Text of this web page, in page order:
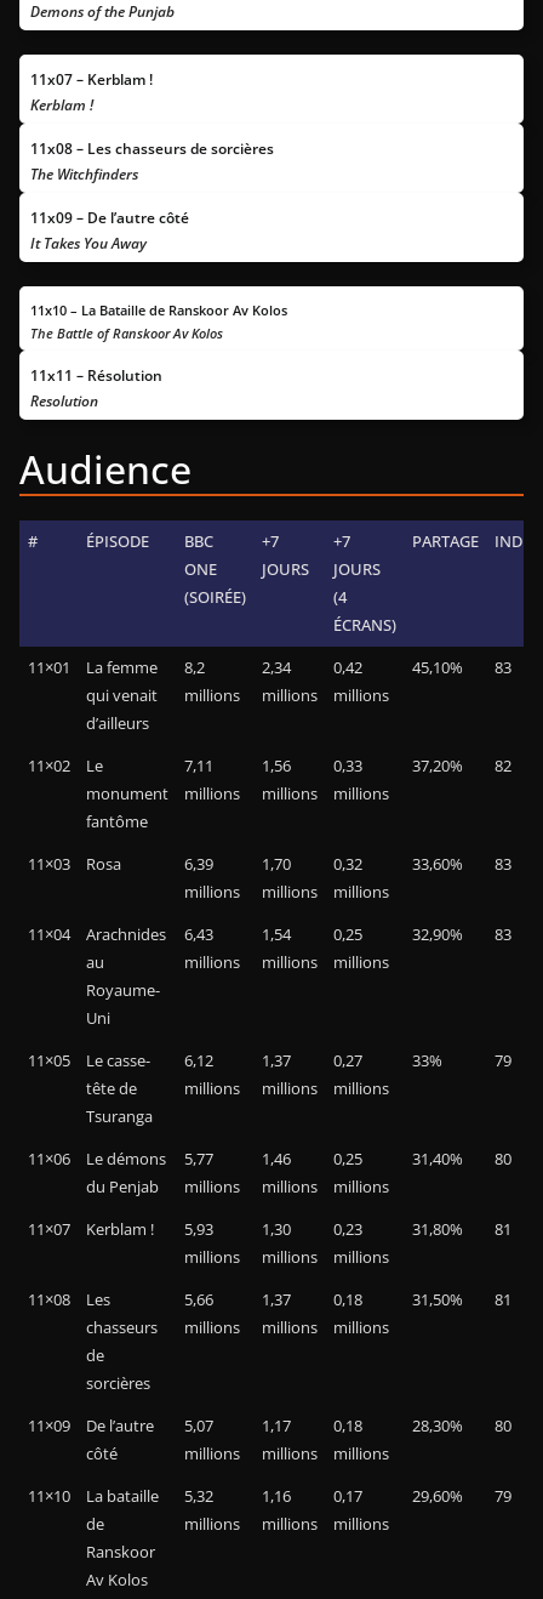
Demons of the Punjab
11x07 – Kerblam !
Kerblam !
11x08 – Les chasseurs de sorcières
The Witchfinders
11x09 – De l’autre côté
It Takes You Away
11x10 – La Bataille de Ranskoor Av Kolos
The Battle of Ranskoor Av Kolos
11x11 – Résolution
Resolution
Audience
# ÉPISODE
BBC
ONE
(SOIRÉE)
+7
JOURS
+7
JOURS
(4
ÉCRANS)
PARTAGE INDEX
11×01
La femme
qui venait
d’ailleurs
8,2
millions
2,34
millions
0,42
millions
45,10% 83
11×02
Le
monument
fantôme
7,11
millions
1,56
millions
0,33
millions
37,20% 82
11×03 Rosa
6,39
millions
1,70
millions
0,32
millions
33,60% 83
11×04
Arachnides
au
Royaume-
Uni
6,43
millions
1,54
millions
0,25
millions
32,90% 83
11×05
Le casse-
tête de
Tsuranga
6,12
millions
1,37
millions
0,27
millions
33% 79
11×06
Le démons
du Penjab
5,77
millions
1,46
millions
0,25
millions
31,40% 80
11×07 Kerblam !
5,93
millions
1,30
millions
0,23
millions
31,80% 81
11×08
Les
chasseurs
de
sorcières
5,66
millions
1,37
millions
0,18
millions
31,50% 81
11×09
De l’autre
côté
5,07
millions
1,17
millions
0,18
millions
28,30% 80
11×10
La bataille
de
Ranskoor
Av Kolos
5,32
millions
1,16
millions
0,17
millions
29,60% 79